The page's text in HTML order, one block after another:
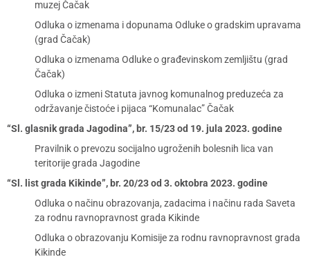
muzej Čačak
Odluka o izmenama i dopunama Odluke o gradskim upravama
(grad Čačak)
Odluka o izmenama Odluke o građevinskom zemljištu (grad
Čačak)
Odluka o izmeni Statuta javnog komunalnog preduzeća za
održavanje čistoće i pijaca “Komunalac” Čačak
“Sl. glasnik grada Jagodina”, br. 15/23 od 19. jula 2023. godine
Pravilnik o prevozu socijalno ugroženih bolesnih lica van
teritorije grada Jagodine
“Sl. list grada Kikinde”, br. 20/23 od 3. oktobra 2023. godine
Odluka o načinu obrazovanja, zadacima i načinu rada Saveta
za rodnu ravnopravnost grada Kikinde
Odluka o obrazovanju Komisije za rodnu ravnopravnost grada
Kikinde